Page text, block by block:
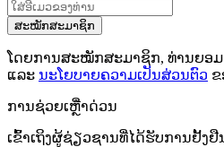
ສະໝັກສະມາຊິກ
ໂດຍການສະໝັກສະມາຊິກ, ທ່ານຍອ
ແລະ ນະໂຍບາຍຄວາມເປັນສ່ວນຕົວ ຂ
ການຊ່ວຍເຫຼືໍາດ່ວນ
ເຂົ້າເຖິງຜູ້ຊ່ຽວຊານທີ່ໄດ້ຮັບການຢັ້ງຢື